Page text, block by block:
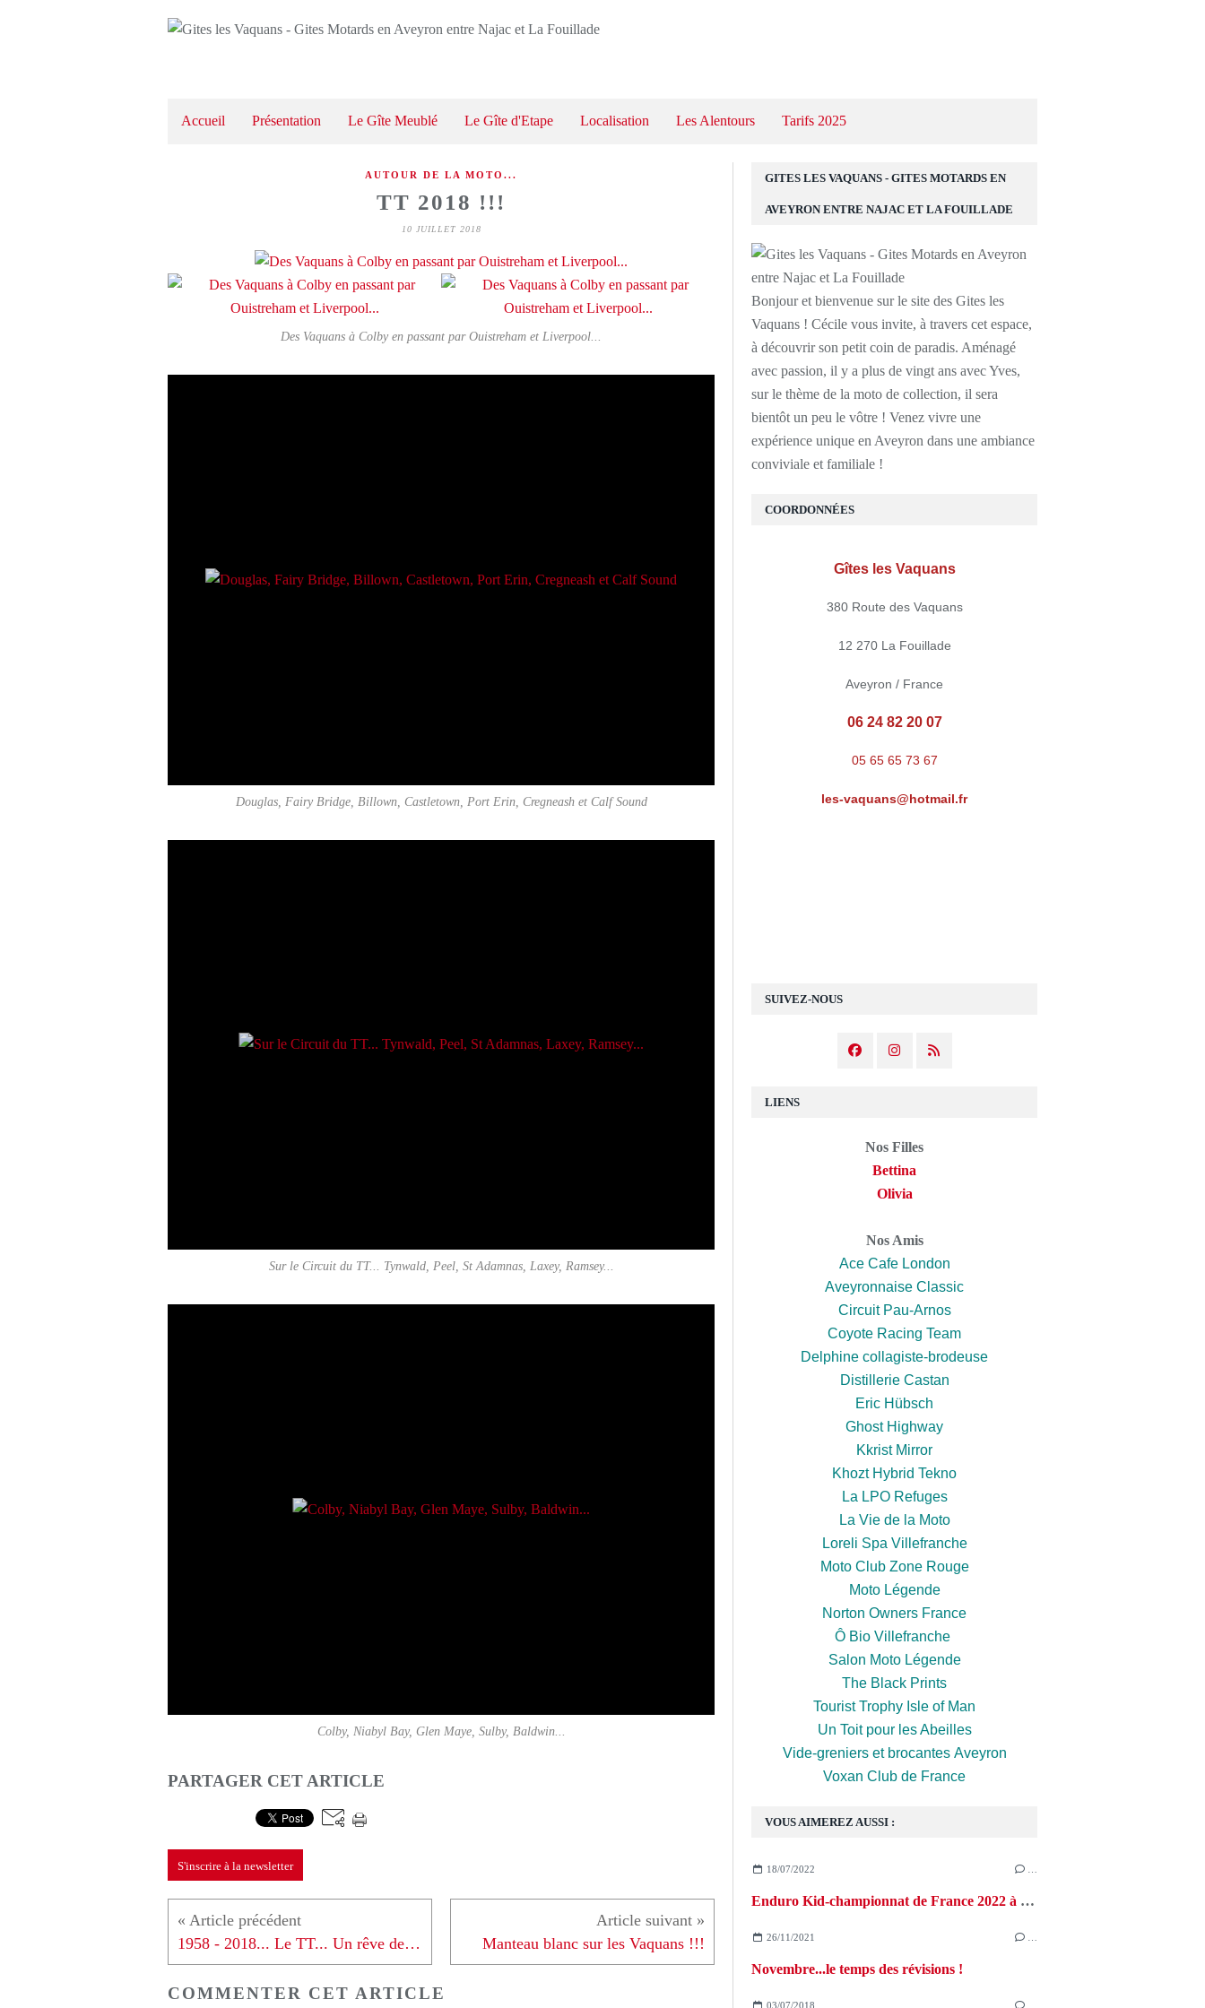
Accueil Présentation Le Gîte Meublé Le Gîte d'Etape Localisation Les Alentours Tarifs 2025
AUTOUR DE LA MOTO...
TT 2018 !!!
10 JUILLET 2018
Des Vaquans à Colby en passant par Ouistreham et Liverpool...
Douglas, Fairy Bridge, Billown, Castletown, Port Erin, Cregneash et Calf Sound
Sur le Circuit du TT... Tynwald, Peel, St Adamnas, Laxey, Ramsey...
Colby, Niabyl Bay, Glen Maye, Sulby, Baldwin...
PARTAGER CET ARTICLE
S'inscrire à la newsletter
1958 - 2018... Le TT... Un rêve de gosse enfin réalisé !!! Manteau blanc sur les Vaquans !!!
COMMENTER CET ARTICLE
SUIVEZ-NOUS
GITES LES VAQUANS - GITES MOTARDS EN
AVEYRON ENTRE NAJAC ET LA FOUILLADE
Bonjour et bienvenue sur le site des Gites les
Vaquans ! Cécile vous invite, à travers cet espace,
à découvrir son petit coin de paradis. Aménagé
avec passion, il y a plus de vingt ans avec Yves,
sur le thème de la moto de collection, il sera
bientôt un peu le vôtre ! Venez vivre une
expérience unique en Aveyron dans une ambiance
conviviale et familiale !
VOUS AIMEREZ AUSSI :
18/07/2022
Enduro Kid-championnat de France 2022 à Monteils en Aveyron
26/11/2021
Novembre...le temps des révisions !
03/07/2018
LIENS
Nos Filles
Bettina
Olivia
Nos Amis
Ace Cafe London
Aveyronnaise Classic
Circuit Pau-Arnos
Coyote Racing Team
Delphine collagiste-brodeuse
Distillerie Castan
Eric Hübsch
Ghost Highway
Kkrist Mirror
Khozt Hybrid Tekno
La LPO Refuges
La Vie de la Moto
Loreli Spa Villefranche
Moto Club Zone Rouge
Moto Légende
Norton Owners France
Ô Bio Villefranche
Salon Moto Légende
The Black Prints
Tourist Trophy Isle of Man
Un Toit pour les Abeilles
Vide-greniers et brocantes Aveyron
Voxan Club de France
COORDONNÉES
Gîtes les Vaquans
380 Route des Vaquans
12 270 La Fouillade
Aveyron / France
06 24 82 20 07
05 65 65 73 67
les-vaquans@hotmail.fr